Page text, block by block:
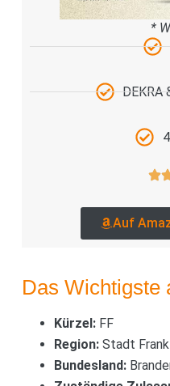
*
DEKRA
Auf
Das Wichtigste
Kürzel:FF
Region:Stadt
Bundesland: